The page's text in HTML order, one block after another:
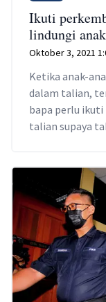
Ikuti
lindungi
Oktober 3, 2021
Ketika anak-
dalam talian,
bapa perlu
talian supaya